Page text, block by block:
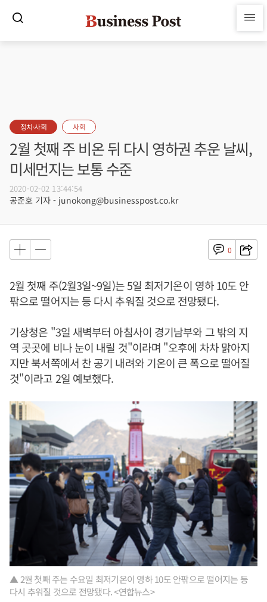
정치·사회 사회
2월 첫째 주 비온 뒤 다시 영하권 추운 날씨,
미세먼지는 보통 수준
2020-02-02 13:44:54
공준호 기자 - junokong@businesspost.co.kr
0
2월 첫째 주(2월3일~9일)는 5일 최저기온이 영하 10도 안
팎으로 떨어지는 등 다시 추워질 것으로 전망됐다.
기상청은 "3일 새벽부터 아침사이 경기남부와 그 밖의 지
역 곳곳에 비나 눈이 내릴 것"이라며 "오후에 차차 맑아지
지만 북서쪽에서 찬 공기 내려와 기온이 큰 폭으로 떨어질
것"이라고 2일 예보했다.
▲ 2월 첫째 주는 수요일 최저기온이 영하 10도 안팎으로 떨어지는 등
다시 추워질 것으로 전망됐다. <연합뉴스>